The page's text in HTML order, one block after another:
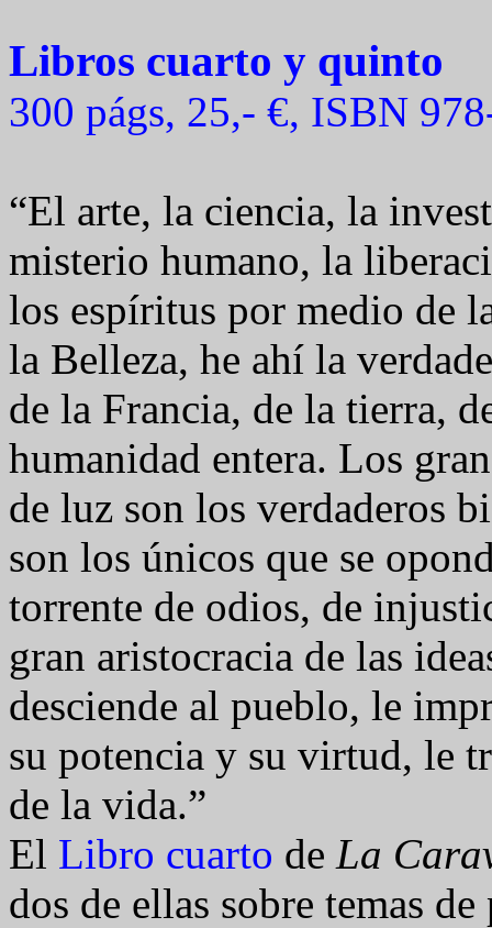
Libros cuarto y quinto
300 págs, 25,- €, ISBN
“El arte, la ciencia, la
misterio humano, la
los espíritus por medio de
la Belleza, he ahí la
de la Francia, de la tierra,
humanidad entera. Los
de luz son los verdaderos
son los únicos que se
torrente de odios, de
gran aristocracia de las
desciende al pueblo, le
su potencia y su virtud, le
de la vida.”
El Libro cuarto de La
dos de ellas sobre temas